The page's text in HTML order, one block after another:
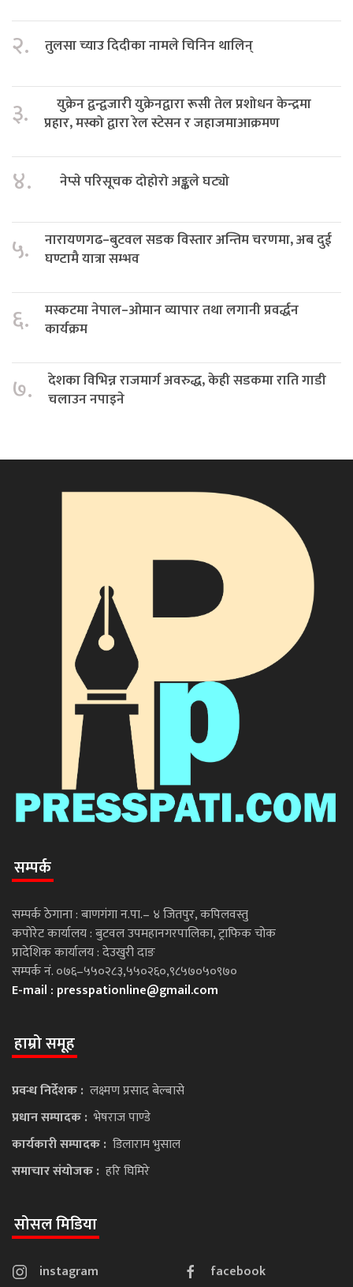
२. तुलसा च्याउ दिदीका नामले चिनिन थालिन्
३.
युक्रेन द्वन्द्वजारी युक्रेनद्वारा रूसी तेल प्रशोधन केन्द्रमा
प्रहार, मस्को द्वारा रेल स्टेसन र जहाजमाआक्रमण
४. नेप्से परिसूचक दोहोरो अङ्कले घट्यो
५.
नारायणगढ–बुटवल सडक विस्तार अन्तिम चरणमा, अब दुई
घण्टामै यात्रा सम्भव
६.
मस्कटमा नेपाल–ओमान व्यापार तथा लगानी प्रवर्द्धन
कार्यक्रम
७.
देशका विभिन्न राजमार्ग अवरुद्ध, केही सडकमा राति गाडी
चलाउन नपाइने
सम्पर्क
सम्पर्क ठेगाना : बाणगंगा न.पा.– ४ जितपुर, कपिलवस्तु
कपोरेट कार्यालय : बुटवल उपमहानगरपालिका, ट्राफिक चोक
प्रादेशिक कार्यालय : देउखुरी दाङ
सम्पर्क नं. ०७६–५५०२८३,५५०२६०,९८५७०५०९७०
E-mail : presspationline@gmail.com
हाम्रो समूह
प्रवन्ध निर्देशक : लक्ष्मण प्रसाद बेल्बासे
प्रधान सम्पादक : भेषराज पाण्डे
कार्यकारी सम्पादक : डिलाराम भुसाल
समाचार संयोजक : हरि घिमिरे
सोसल मिडिया
instagram facebook